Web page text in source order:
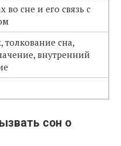
во сне и его связь с
толкование сна,
внутренний
сон о